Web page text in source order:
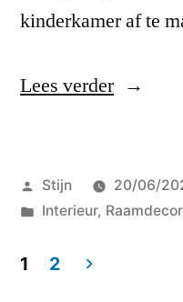
kinderkamer af te
Lees verder
Geplaatst
door
Stijn
20/06/
Geplaatst
Interieur,
1 2